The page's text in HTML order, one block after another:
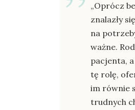
„Oprócz
znalazły
na
ważne.
pacjenta,
tę rolę,
im równie
trudnych